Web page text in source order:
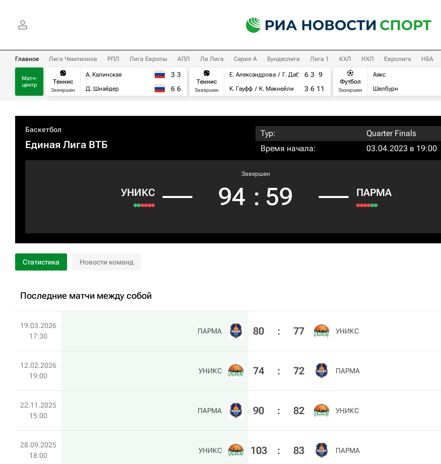
Главное Лига Чемпионов РПЛ Лига Европы АПЛ Ла Лига Серия А Бундеслига Лига 1 КХЛ НХЛ Евролига НБА
Матч-
центр
Теннис
Завершен
А. Калинская
Д. Шнайдер
3 3
6 6
Теннис
Завершен
Е. Александрова
Г. Дабровски
К. Гауфф
К. Макнейли
6 3 9
3 6 11
Футбол
Завершен
Аякс
Шелбурн
Баскетбол
Единая Лига ВТБ
Тур:
Quarter Finals
Время начала:
03.04.2023 в 19:00
УНИКС
Завершен
94 : 59 ПАРМА
Статистика Новости команд
Последние матчи между собой
19.03.2026
17:30
ПАРМА 80 : 77 УНИКС
12.02.2026
19:00
УНИКС 74 : 72 ПАРМА
22.11.2025
15:00
ПАРМА 90 : 82 УНИКС
28.09.2025
18:00
УНИКС 103 : 83 ПАРМА